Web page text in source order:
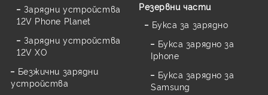
Зарядни устройства
12V Phone Planet
Зарядни устройства
12V XO
Безжични зарядни
устройства
Резервни части
Букса за зарядно
Букса зарядно за
Iphone
Букса зарядно за
Samsung